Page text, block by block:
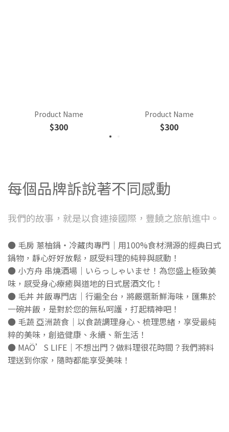
Product Name
$300
Product Name
$300
每個品牌訴說著不同感動
我們的故事，就是以食連接國際，豐饒之旅航進中。
● 毛房 蔥柚鍋・冷藏肉專門｜用100%食材溯源的經典日式
鍋物，靜心好好放鬆，感受料理的純粹與感動！
● 小方舟 串燒酒場｜いらっしゃいませ！為您盛上極致美
味，感受身心療癒與道地的日式居酒文化！
● 毛丼 丼飯專門店｜行遍全台，將嚴選新鮮海味，匯集於
一碗丼飯，是對於您的無私呵護，打起精神吧！
● 毛蔬 亞洲蔬食｜以食蔬調理身心、梳理思緒，享受最純
粹的美味，創造健康、永續、新生活！
● MAÖ’S LIFE｜不想出門？做料理很花時間？我們將料
理送到你家，隨時都能享受美味！